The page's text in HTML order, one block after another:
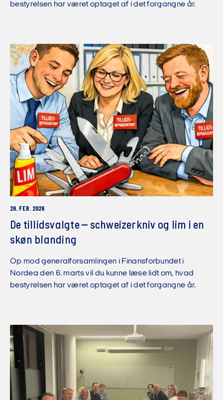
bestyrelsen har været optaget af i det forgangne år.
26. FEB. 2026
De tillidsvalgte – schweizerkniv og lim i en
skøn blanding
Op mod generalforsamlingen i Finansforbundet i
Nordea den 6. marts vil du kunne læse lidt om, hvad
bestyrelsen har været optaget af i det forgangne år.